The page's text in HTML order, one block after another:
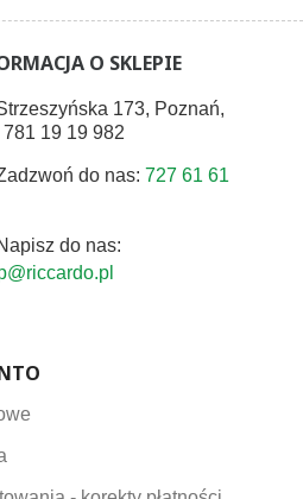
O SKLEPIE
173, Poznań,
781 19 19 982
do nas: 727 61 61
do nas: